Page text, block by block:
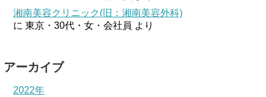
湘南美容クリニック(旧：湘南美容外科)
に 東京・30代・女・会社員 より
アーカイブ
2022年